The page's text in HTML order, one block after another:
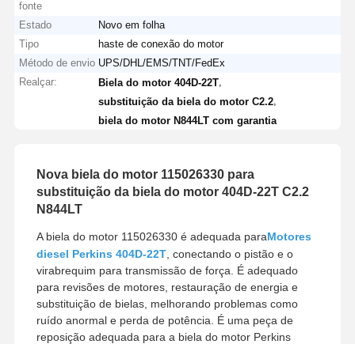
fonte
Estado
Novo em folha
Tipo
haste de conexão do motor
Método de envio UPS/DHL/EMS/TNT/FedEx
Realçar:
Biela do motor 404D-22T
substituição da biela do motor C2.2
biela do motor N844LT com garantia
Nova biela do motor 115026330 para
substituição da biela do motor 404D-22T C2.2
N844LT
A biela do motor 115026330 é adequada paraMotores
diesel Perkins 404D-22T, conectando o pistão e o
virabrequim para transmissão de força. É adequado
para revisões de motores, restauração de energia e
substituição de bielas, melhorando problemas como
ruído anormal e perda de potência. É uma peça de
reposição adequada para a biela do motor Perkins